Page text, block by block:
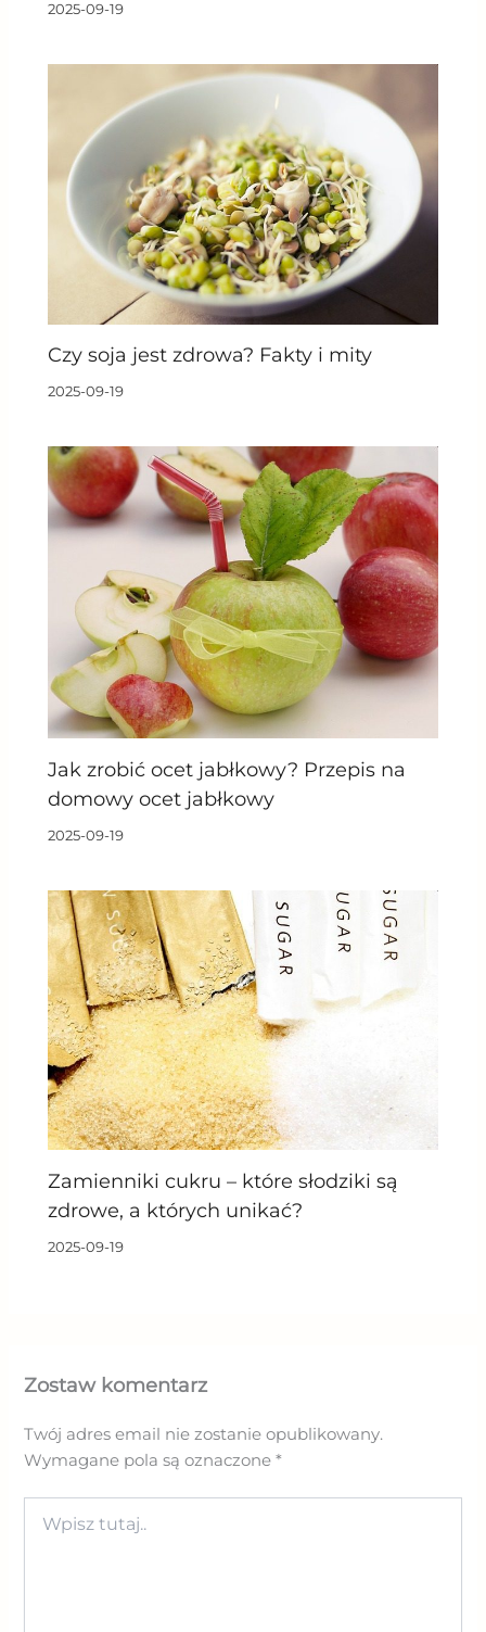
2025-09-19
Czy soja jest zdrowa? Fakty i mity
2025-09-19
Jak zrobić ocet jabłkowy? Przepis na
domowy ocet jabłkowy
2025-09-19
Zamienniki cukru – które słodziki są
zdrowe, a których unikać?
2025-09-19
Zostaw komentarz
Twój adres email nie zostanie opublikowany.
Wymagane pola są oznaczone*
tutaj..